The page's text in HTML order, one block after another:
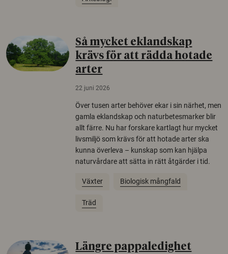
Så mycket eklandskap
krävs för att rädda hotade
arter
22 juni 2026
Över tusen arter behöver ekar i sin närhet, men
gamla eklandskap och naturbetesmarker blir
allt färre. Nu har forskare kartlagt hur mycket
livsmiljö som krävs för att hotade arter ska
kunna överleva – kunskap som kan hjälpa
naturvårdare att sätta in rätt åtgärder i tid.
Växter Biologisk mångfald
Träd
Längre pappaledighet